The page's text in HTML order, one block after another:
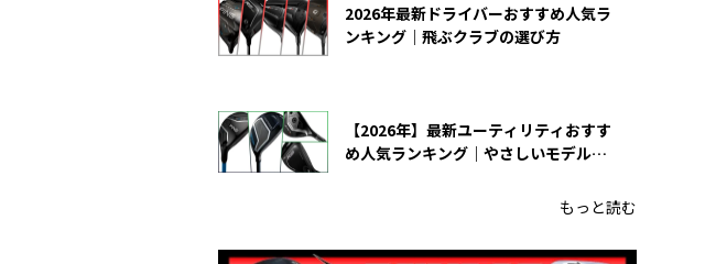
2026年最新ドライバーおすすめ人気ラ
ンキング｜飛ぶクラブの選び方
【2026年】最新ユーティリティおすす
め人気ランキング｜やさしいモデルの
もっと読む